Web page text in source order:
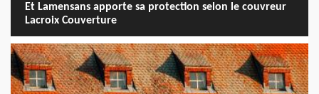
Et Lamensans apporte sa protection selon le couvreur
Lacroix Couverture